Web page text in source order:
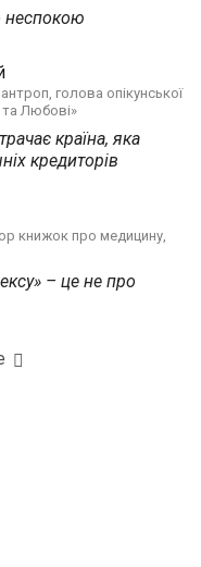
неспокою
голова опікунської
Любові»
країна, яка
кредиторів
книжок про медицину,
– це не про